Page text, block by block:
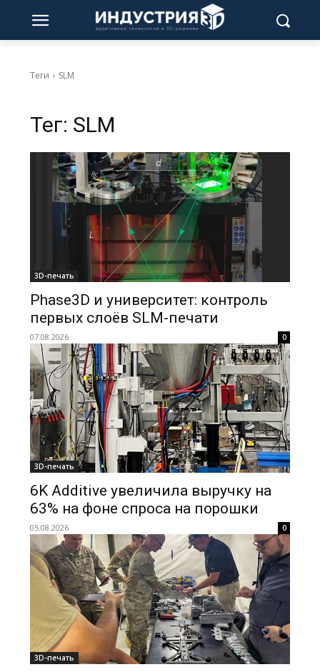
Теги SLM
Тег: SLM
3D-печать
Phase3D и университет: контроль
первых слоёв SLM-печати
07.08.2026 0
3D-печать
6K Additive увеличила выручку на
63% на фоне спроса на порошки
05.08.2026 0
3D-печать